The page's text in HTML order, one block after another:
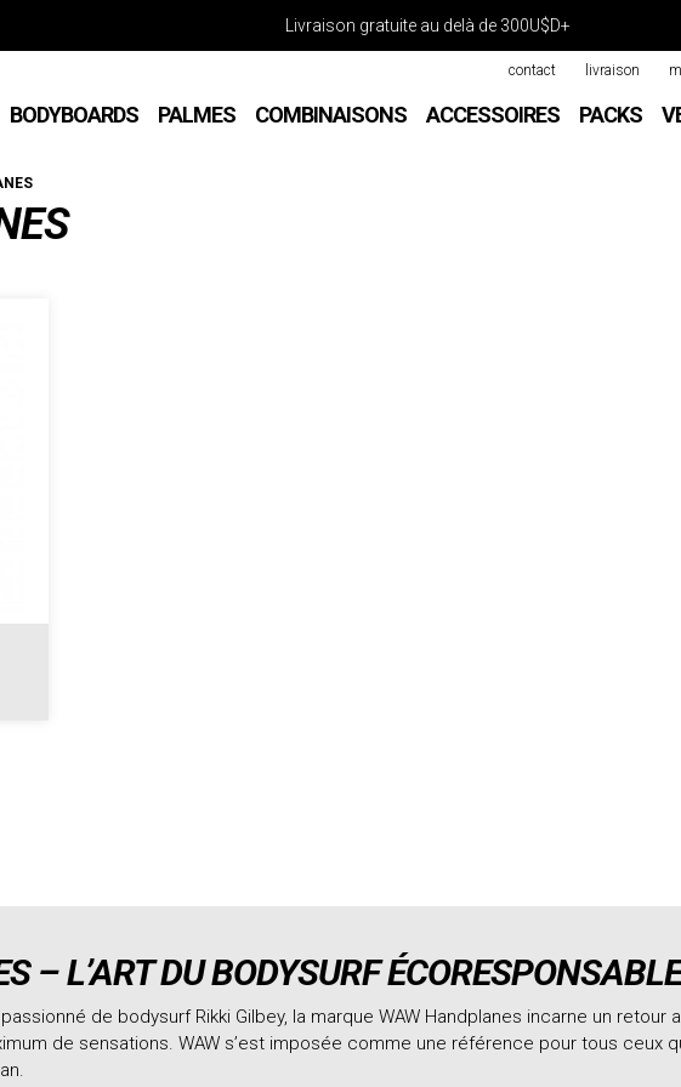
Livraison gratuite au delà de 300U$D+
BODYBOARDS PALMES COMBINAISONS ACCESSOIRES PACKS
contact livraison
– L’ART DU BODYSURF ÉCORESPONSABLE
de bodysurf Rikki Gilbey, la marque WAW Handplanes incarne un
de sensations. WAW s’est imposée comme une référence pour tous ceux